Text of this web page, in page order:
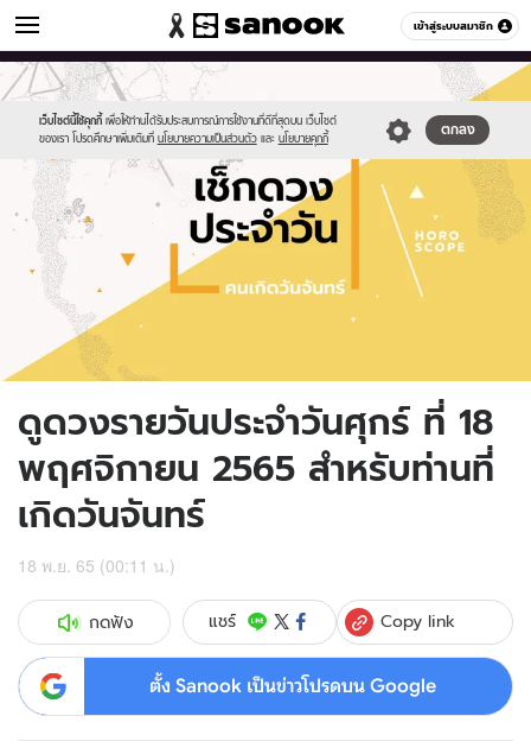
เข้าสู่ระบบสมาชิก
ดูดวง หมวดอื่นๆ
เว็บไซต์นี้ใช้คุกกี้ เพื่อให้ท่านได้รับประสบการณ์การใช้งานที่ดีที่สุดบน เว็บไซต์
ของเรา โปรดศึกษาเพิ่มเติมที่ นโยบายความเป็นส่วนตัว และ นโยบายคุกกี้
ตกลง
Sanook
//s.isanook.com/sr/0/images/logo-
new-
sanook.png
600
60
//s.isanook.com/ho/0/ud/fxd/day/daily-
horoscope-
monday.jpg
ดูดวงรายวันประจำวันศุกร์ ที่ 18
พฤศจิกายน 2565 สำหรับท่านที่
เกิดวันจันทร์
18 พ.ย. 65 (00:11 น.)
กดฟัง แชร์ Copy link
ตั้ง Sanook เป็นข่าวโปรดบน Google